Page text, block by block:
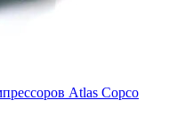
Atlas Copco